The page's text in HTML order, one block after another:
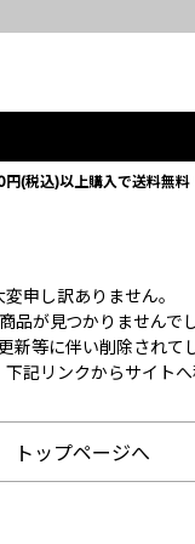
円(税込)以上購入で送料無料
変申し訳ありません。
品が見つかりませんで
新等に伴い削除されて
記リンクからサイトへ
トップページへ